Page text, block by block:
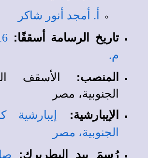
أ. أمجد أنور شاكر
تاريخ الرسامة أسقفًا:
م.
المنصب: الأسقف
الجنوبية، مصر
الإيبارشية:
إيبارشية
الجنوبية، مصر
رُسِمَ بيد البطريرك: